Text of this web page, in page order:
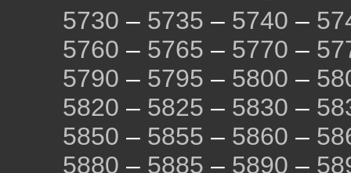
5730 – 5735 – 5740 –
5760 – 5765 – 5770 –
5790 – 5795 – 5800 –
5820 – 5825 – 5830 –
5850 – 5855 – 5860 –
5880 – 5885 – 5890 –